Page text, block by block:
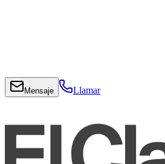
Mensaje Llamar